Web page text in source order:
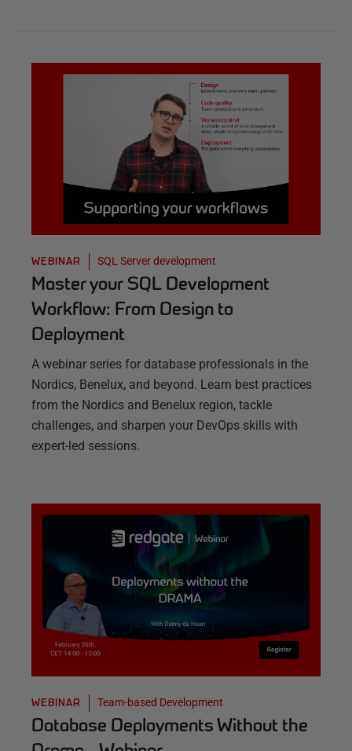
WEBINAR SQL Server development
Master your SQL Development
Workflow: From Design to
Deployment
A webinar series for database professionals in the
Nordics, Benelux, and beyond. Learn best practices
from the Nordics and Benelux region, tackle
challenges, and sharpen your DevOps skills with
expert-led sessions.
WEBINAR Team-based Development
Database Deployments Without the